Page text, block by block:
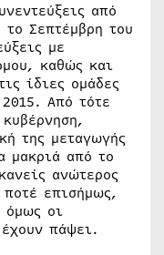
από
Σεπτέμβρη του
με
καθώς και
ίδιες ομάδες
Από τότε
της μεταγωγής
μακριά από το
ανώτερος
ποτέ επισήμως,
όμως οι
πάψει.